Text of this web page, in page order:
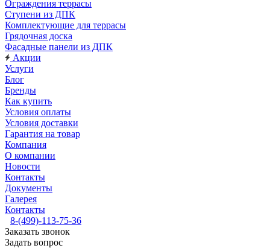
Ограждения террасы
Ступени из ДПК
Комплектующие для террасы
Грядочная доска
Фасадные панели из ДПК
Акции
Услуги
Блог
Бренды
Как купить
Условия оплаты
Условия доставки
Гарантия на товар
Компания
О компании
Новости
Контакты
Документы
Галерея
Контакты
8-(499)-113-75-36
Заказать звонок
Задать вопрос